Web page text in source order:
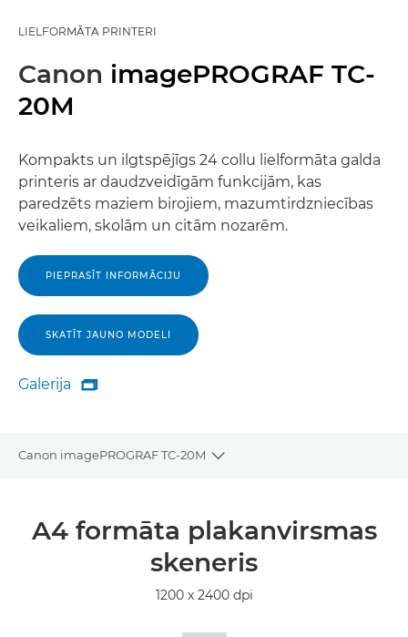
LIELFORMĀTA PRINTERI
Canon imagePROGRAF TC-
20M
Kompakts un ilgtspējīgs 24 collu lielformāta galda
printeris ar daudzveidīgām funkcijām, kas
paredzēts maziem birojiem, mazumtirdzniecības
veikaliem, skolām un citām nozarēm.
PIEPRASĪT INFORMĀCIJU
SKATĪT JAUNO MODELI
Galerija
Galerija

Canon imagePROGRAF TC-20M
Toggle breadcrumbs
A4 formāta plakanvirsmas
skeneris
1200 x 2400 dpi